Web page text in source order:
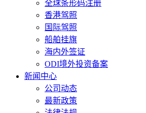
全球条形码注册
香港驾照
国际驾照
船舶挂旗
海内外签证
ODI境外投资备案
新闻中心
公司动态
最新政策